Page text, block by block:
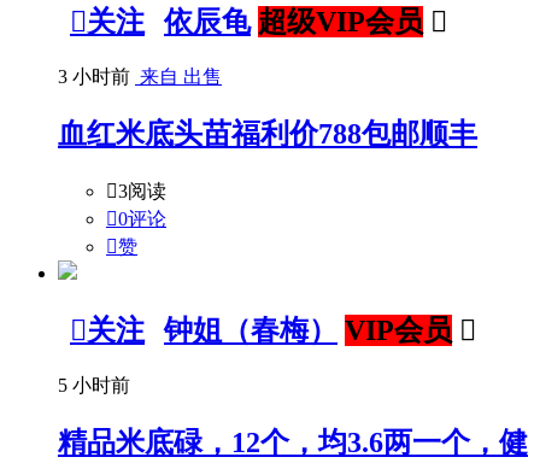
关注 依辰龟 超级VIP会员 
3 小时前 来自 出售
血红米底头苗福利价788包邮顺丰
3阅读
0评论
赞
关注 钟姐（春梅） VIP会员 
5 小时前
精品米底碌，12个，均3.6两一个，健